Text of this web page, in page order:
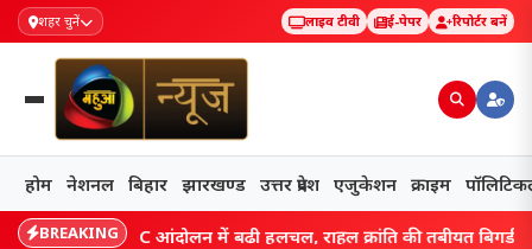
शहर चुनें लाइव टीवी ई-पेपर रिपोर्टर बनें
होम नेशनल बिहार झारखण्ड उत्तर प्रदेश एजुकेशन क्राइम
BREAKING
JSSC आंदोलन में बढ़ी हलचल, राहुल क्रांति की तबीयत बिगड़ी;